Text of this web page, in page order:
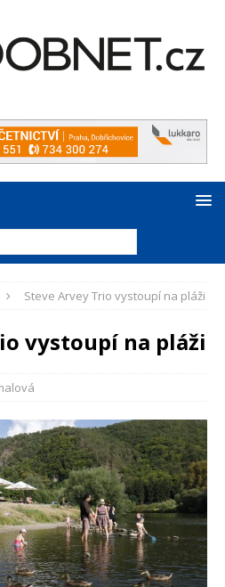
Steve Arvey Trio vystoupí na pláži
vystoupí na pláži